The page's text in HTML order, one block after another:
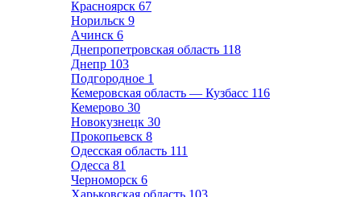
Красноярск 67
Норильск 9
Ачинск 6
Днепропетровская область 118
Днепр 103
Подгородное 1
Кемеровская область — Кузбасс 116
Кемерово 30
Новокузнецк 30
Прокопьевск 8
Одесская область 111
Одесса 81
Черноморск 6
Харьковская область 103